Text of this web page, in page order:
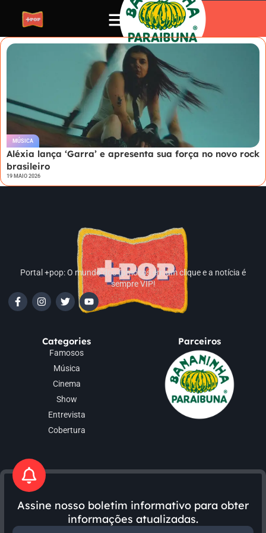
MÚSICA
Aléxia lança ‘Garra’ e apresenta sua força no novo rock
brasileiro
19 MAIO 2026
Portal +pop: O mundo dos famosos em um clique e a notícia é
sempre VIP!
Categories
Famosos
Música
Cinema
Show
Entrevista
Cobertura
Parceiros
Assine nosso boletim informativo para obter
informações atualizadas.